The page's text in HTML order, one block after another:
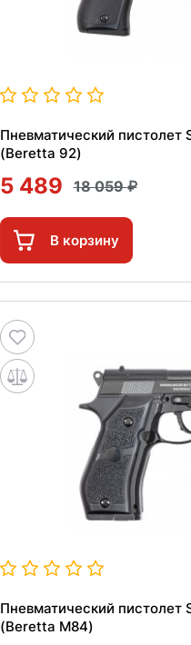
Пневматический пистолет
(Beretta 92)
5 489 18 059
В корзину
Пневматический пистолет
(Beretta M84)